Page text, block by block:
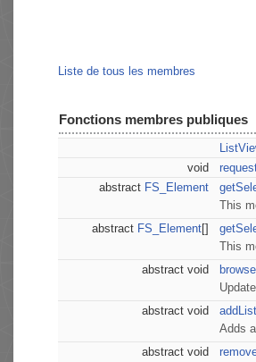
Liste de tous les membres
Fonctions membres publiques
void
abstract FS_Element
This
abstract FS_Element[]
This
abstract void
abstract void
Adds
abstract void